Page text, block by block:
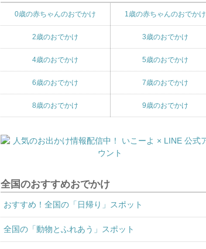
0歳の赤ちゃんのおでかけ 1歳の赤ちゃんのおでかけ
2歳のおでかけ 3歳のおでかけ
4歳のおでかけ 5歳のおでかけ
6歳のおでかけ 7歳のおでかけ
8歳のおでかけ 9歳のおでかけ
全国のおすすめおでかけ
おすすめ！全国の「日帰り」スポット
全国の「動物とふれあう」スポット